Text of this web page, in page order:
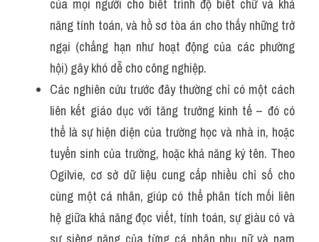
của mọi người cho biết trình độ biết chữ và khả
năng tính toán, và hồ sơ tòa án cho thấy những trở
ngại (chẳng hạn như hoạt động của các phường
hội) gây khó dễ cho công nghiệp.
Các nghiên cứu trước đây thường chỉ có một cách
liên kết giáo dục với tăng trưởng kinh tế – đó có
thể là sự hiện diện của trường học và nhà in, hoặc
tuyển sinh của trường, hoặc khả năng ký tên. Theo
Ogilvie, cơ sở dữ liệu cung cấp nhiều chỉ số cho
cùng một cá nhân, giúp có thể phân tích mối liên
hệ giữa khả năng đọc viết, tính toán, sự giàu có và